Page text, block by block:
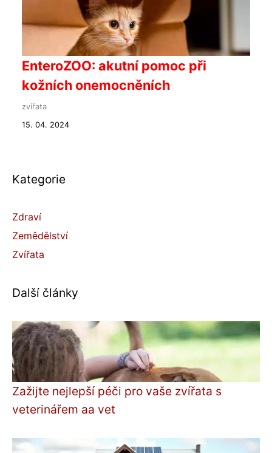
EnteroZOO: akutní pomoc při
kožních onemocněních
zvířata
15. 04. 2024
Kategorie
Zdraví
Zemědělství
Zvířata
Další články
Zažijte nejlepší péči pro vaše zvířata s
veterinářem aa vet